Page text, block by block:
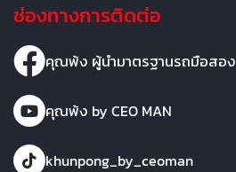
ช่องทางการติดต่อ
คุณพ้ง ผู้นำมาตรฐานรถมือสอง
คุณพ้ง by CEO MAN
khunpong_by_ceoman